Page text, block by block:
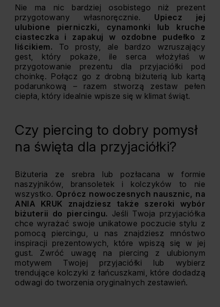
Nie ma nic bardziej osobistego niż prezent
przygotowany własnoręcznie. Upiecz jej
ulubione pierniczki, cynamonki lub kruche
ciasteczka i zapakuj w ozdobne pudełko z
liścikiem. To prosty, ale bardzo wzruszający
gest, który pokaże, ile serca włożyłaś w
przygotowanie prezentu dla przyjaciółki pod
choinkę. Połącz go z drobną biżuterią lub kartą
podarunkową – razem stworzą zestaw pełen
ciepła, który idealnie wpisze się w klimat świąt.
Czy piercing to dobry pomysł
na święta dla przyjaciółki?
Biżuteria ze srebra lub pozłacana w formie
naszyjników, bransoletek i kolczyków to nie
wszystko. Oprócz nowoczesnych nausznic, na
ANIA KRUK znajdziesz także szeroki wybór
biżuterii do piercingu. Jeśli Twoja przyjaciółka
chce wyrażać swoje unikatowe poczucie stylu z
pomocą piercingu, u nas znajdziesz mnóstwo
inspiracji prezentowych, które wpiszą się w jej
gust. Zwróć uwagę na piercing z ulubionym
motywem Twojej przyjaciółki lub wybierz
trendujące kolczyki z łańcuszkami, które dodadzą
odwagi do tworzenia oryginalnych zestawień.